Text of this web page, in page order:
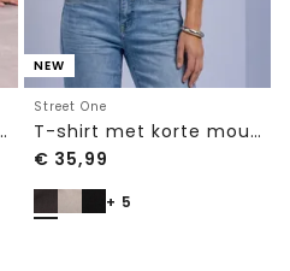
hals en strepen
NEW
Street One
T-shirt met korte mouwen en ronde hals in effen kleur
€ 35,99
+ 5